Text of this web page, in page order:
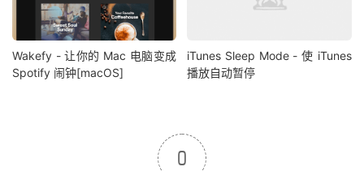
Wakefy - 让你的 Mac 电脑变成
Spotify 闹钟[macOS]
iTunes Sleep Mode - 使 iTunes
播放自动暂停
0